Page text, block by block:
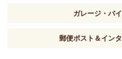
ガレージ・バ
郵便ポスト＆イン